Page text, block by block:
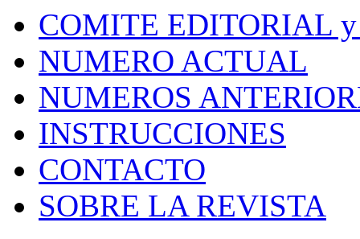
COMITE EDITORIAL
NUMERO ACTUAL
NUMEROS
INSTRUCCIONES
CONTACTO
SOBRE LA REVISTA